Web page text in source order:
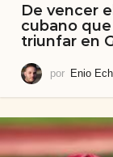
De vencer
cubano
triunfar en
por Enio